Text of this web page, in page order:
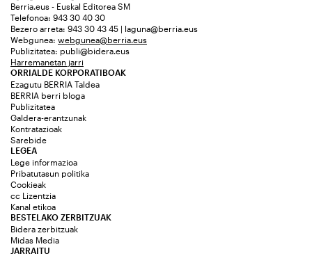
Berria.eus - Euskal Editorea SM
Telefonoa: 943 30 40 30
Bezero arreta: 943 30 43 45 | laguna@berria.eus
Webgunea: webgunea@berria.eus
Publizitatea: publi@bidera.eus
Harremanetan jarri
ORRIALDE KORPORATIBOAK
Ezagutu BERRIA Taldea
BERRIA berri bloga
Publizitatea
Galdera-erantzunak
Kontratazioak
Sarebide
JARRAITU
LEGEA
Lege informazioa
Pribatutasun politika
Cookieak
cc Lizentzia
Kanal etikoa
BESTELAKO ZERBITZUAK
Bidera zerbitzuak
Midas Media